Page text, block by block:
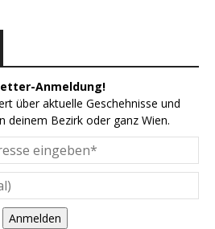
Anmeldung!
über aktuelle Geschehnisse und
deinem Bezirk oder ganz Wien.
Anmelden